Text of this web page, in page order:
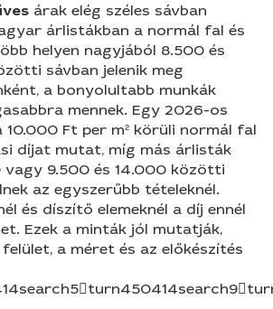
árak elég széles sávban
árlistákban a normál fal és
helyen nagyjából 8.500 és
sávban jelenik meg
a bonyolultabb munkák
mennek. Egy 2026-os
Ft per m² körüli normál fal
díjat mutat, míg más árlisták
vagy 9.500 és 14.000 közötti
az egyszerűbb tételeknél.
és díszítő elemeknél a díj ennél
Ezek a minták jól mutatják,
a méret és az előkészítés